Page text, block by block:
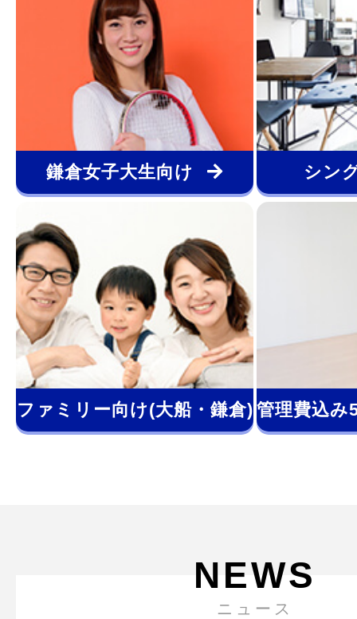
鎌倉女子大生向け シン
ファミリー向け(大船・鎌倉) 管理費込み
NEWS
ニュース